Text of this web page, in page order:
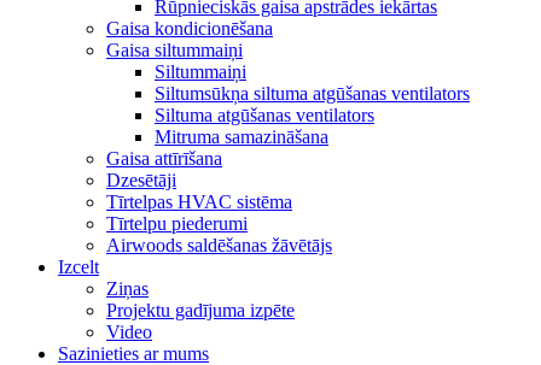
Rūpnieciskās gaisa apstrādes iekārtas
Gaisa kondicionēšana
Gaisa siltummaiņi
Siltummaiņi
Siltumsūkņa siltuma atgūšanas ventilators
Siltuma atgūšanas ventilators
Mitruma samazināšana
Gaisa attīrīšana
Dzesētāji
Tīrtelpas HVAC sistēma
Tīrtelpu piederumi
Airwoods saldēšanas žāvētājs
Izcelt
Ziņas
Projektu gadījuma izpēte
Video
Sazinieties ar mums